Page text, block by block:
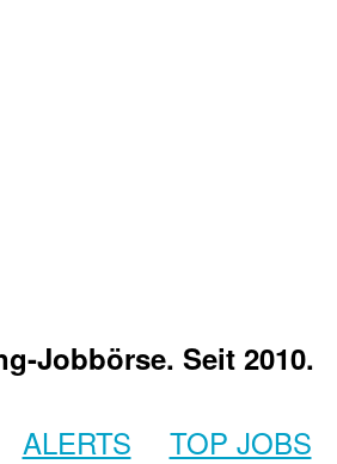
Jobbörse. Seit 2010.
ALERTS
TOP JOBS